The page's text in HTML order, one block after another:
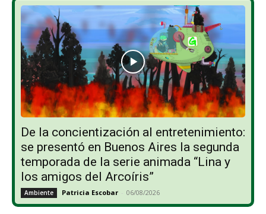
De la concientización al entretenimiento:
se presentó en Buenos Aires la segunda
temporada de la serie animada “Lina y
los amigos del Arcoíris”
Ambiente Patricia Escobar - 06/08/2026